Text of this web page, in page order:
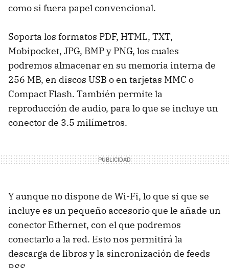
como si fuera papel convencional.
Soporta los formatos PDF, HTML, TXT,
Mobipocket, JPG, BMP y PNG, los cuales
podremos almacenar en su memoria interna de
256 MB, en discos USB o en tarjetas MMC o
Compact Flash. También permite la
reproducción de audio, para lo que se incluye un
conector de 3.5 milímetros.
Y aunque no dispone de Wi-Fi, lo que si que se
incluye es un pequeño accesorio que le añade un
conector Ethernet, con el que podremos
conectarlo a la red. Esto nos permitirá la
descarga de libros y la sincronización de feeds